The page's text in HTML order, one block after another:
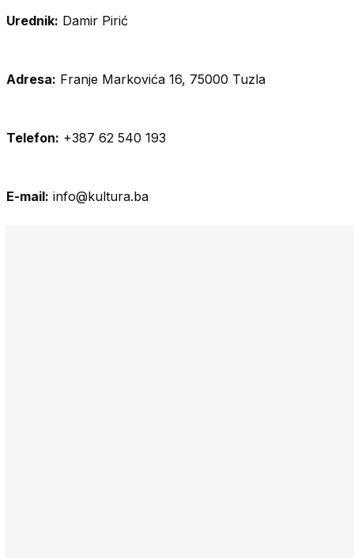
Urednik: Damir Pirić
Adresa: Franje Markovića 16, 75000 Tuzla
Telefon: +387 62 540 193
E-mail: info@kultura.ba